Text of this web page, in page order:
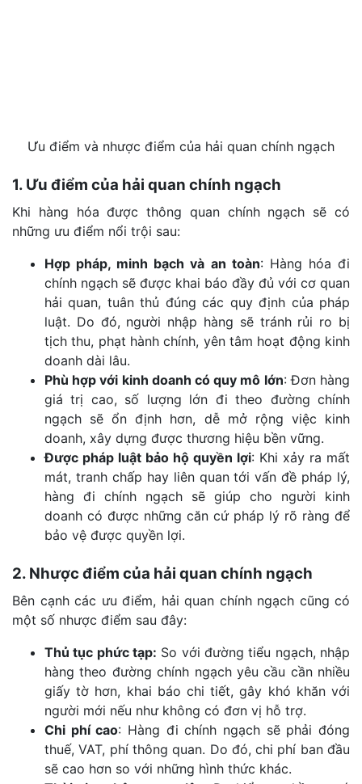
Ưu điểm và nhược điểm của hải quan chính ngạch
1. Ưu điểm của hải quan chính ngạch
Khi hàng hóa được thông quan chính ngạch sẽ có
những ưu điểm nổi trội sau:
Hợp pháp, minh bạch và an toàn: Hàng hóa đi
chính ngạch sẽ được khai báo đầy đủ với cơ quan
hải quan, tuân thủ đúng các quy định của pháp
luật. Do đó, người nhập hàng sẽ tránh rủi ro bị
tịch thu, phạt hành chính, yên tâm hoạt động kinh
doanh dài lâu.
Phù hợp với kinh doanh có quy mô lớn: Đơn hàng
giá trị cao, số lượng lớn đi theo đường chính
ngạch sẽ ổn định hơn, dễ mở rộng việc kinh
doanh, xây dựng được thương hiệu bền vững.
Được pháp luật bảo hộ quyền lợi: Khi xảy ra mất
mát, tranh chấp hay liên quan tới vấn đề pháp lý,
hàng đi chính ngạch sẽ giúp cho người kinh
doanh có được những căn cứ pháp lý rõ ràng để
bảo vệ được quyền lợi.
2. Nhược điểm của hải quan chính ngạch
Bên cạnh các ưu điểm, hải quan chính ngạch cũng có
một số nhược điểm sau đây:
Thủ tục phức tạp: So với đường tiểu ngạch, nhập
hàng theo đường chính ngạch yêu cầu cần nhiều
giấy tờ hơn, khai báo chi tiết, gây khó khăn với
người mới nếu như không có đơn vị hỗ trợ.
Chi phí cao: Hàng đi chính ngạch sẽ phải đóng
thuế, VAT, phí thông quan. Do đó, chi phí ban đầu
sẽ cao hơn so với những hình thức khác.